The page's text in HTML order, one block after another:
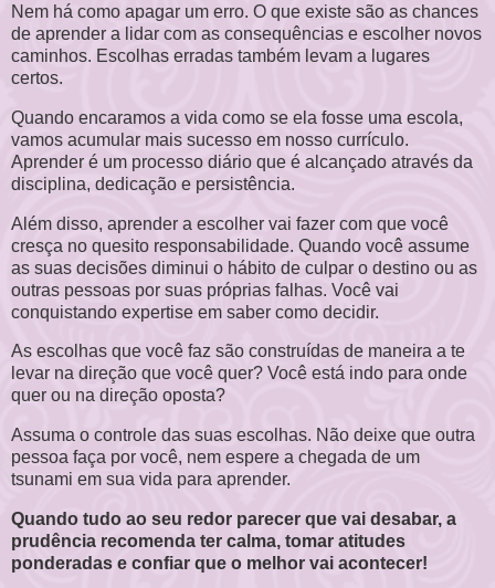
Nem há como apagar um erro. O que existe são as chances
de aprender a lidar com as consequências e escolher novos
caminhos. Escolhas erradas também levam a lugares
certos.
Quando encaramos a vida como se ela fosse uma escola,
vamos acumular mais sucesso em nosso currículo.
Aprender é um processo diário que é alcançado através da
disciplina, dedicação e persistência.
Além disso, aprender a escolher vai fazer com que você
cresça no quesito responsabilidade. Quando você assume
as suas decisões diminui o hábito de culpar o destino ou as
outras pessoas por suas próprias falhas. Você vai
conquistando expertise em saber como decidir.
As escolhas que você faz são construídas de maneira a te
levar na direção que você quer? Você está indo para onde
quer ou na direção oposta?
Assuma o controle das suas escolhas. Não deixe que outra
pessoa faça por você, nem espere a chegada de um
tsunami em sua vida para aprender.
Quando tudo ao seu redor parecer que vai desabar, a
prudência recomenda ter calma, tomar atitudes
ponderadas e confiar que o melhor vai acontecer!